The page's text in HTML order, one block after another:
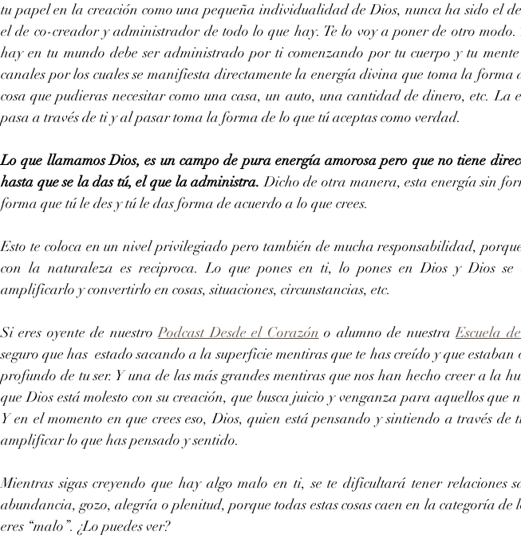
tu papel en la creación como una pequeña individualidad de Dios, nunca ha sido el
el de co-creador y administrador de todo lo que hay. Te lo voy a poner de otro modo.
hay en tu mundo debe ser administrado por ti comenzando por tu cuerpo y tu
canales por los cuales se manifiesta directamente la energía divina que toma la forma
cosa que pudieras necesitar como una casa, un auto, una cantidad de dinero, etc. La
pasa a través de ti y al pasar toma la forma de lo que tú aceptas como verdad.
Lo que llamamos Dios, es un campo de pura energía amorosa pero que no tiene
hasta que se la das tú, el que la administra. Dicho de otra manera, esta energía sin
forma que tú le des y tú le das forma de acuerdo a lo que crees.
Esto te coloca en un nivel privilegiado pero también de mucha responsabilidad,
con la naturaleza es reciproca. Lo que pones en ti, lo pones en Dios y Dios se
amplificarlo y convertirlo en cosas, situaciones, circunstancias, etc.
Si eres oyente de nuestro Podcast Desde el Corazón o alumno de nuestra Escuela
seguro que has  estado sacando a la superficie mentiras que te has creído y que estaban
profundo de tu ser. Y una de las más grandes mentiras que nos han hecho creer a la
que Dios está molesto con su creación, que busca juicio y venganza para aquellos que
Y en el momento en que crees eso, Dios, quien está pensando y sintiendo a través de
amplificar lo que has pensado y sentido.
Mientras sigas creyendo que hay algo malo en ti, se te dificultará tener relaciones
abundancia, gozo, alegría o plenitud, porque todas estas cosas caen en la categoría de
eres “malo”. ¿Lo puedes ver?